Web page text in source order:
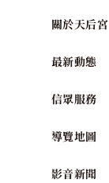
關於天后宮
最新動態
信眾服務
導覽地圖
影音新聞